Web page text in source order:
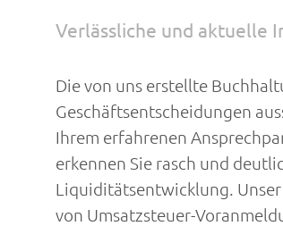
Verlässliche und aktuelle
Die von uns erstellte
Geschäftsentscheidungen
Ihrem erfahrenen
erkennen Sie rasch und
Liquiditätsentwicklung.
von Umsatzsteuer-